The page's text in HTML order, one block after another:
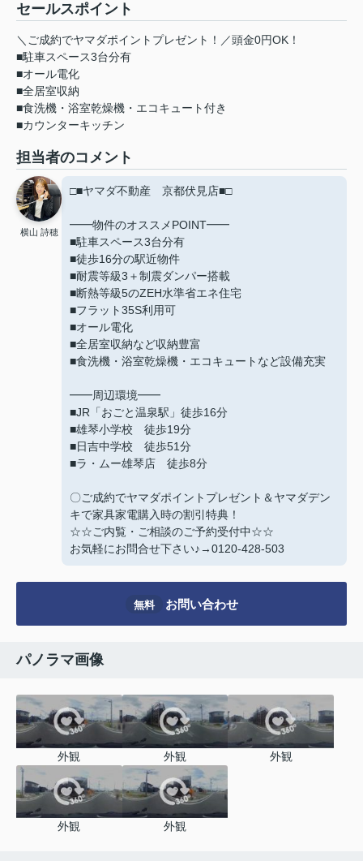
セールスポイント
＼ご成約でヤマダポイントプレゼント！／頭金0円OK！
■駐車スペース3台分有
■オール電化
■全居室収納
■食洗機・浴室乾燥機・エコキュート付き
■カウンターキッチン
担当者のコメント
横山 詩穂
□■ヤマダ不動産 京都伏見店■□
━━物件のオススメPOINT━━
■駐車スペース3台分有
■徒歩16分の駅近物件
■耐震等級3＋制震ダンパー搭載
■断熱等級5のZEH水準省エネ住宅
■フラット35S利用可
■オール電化
■全居室収納など収納豊富
■食洗機・浴室乾燥機・エコキュートなど設備充実
━━周辺環境━━
■JR「おごと温泉駅」徒歩16分
■雄琴小学校 徒歩19分
■日吉中学校 徒歩51分
■ラ・ムー雄琴店 徒歩8分
〇ご成約でヤマダポイントプレゼント＆ヤマダデン
キで家具家電購入時の割引特典！
☆☆ご内覧・ご相談のご予約受付中☆☆
お気軽にお問合せ下さい♪→0120-428-503
無料 お問い合わせ
パノラマ画像
外観 外観 外観
外観 外観